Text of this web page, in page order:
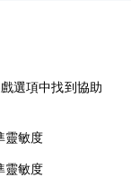
選項中找到協助
靈敏度
靈敏度